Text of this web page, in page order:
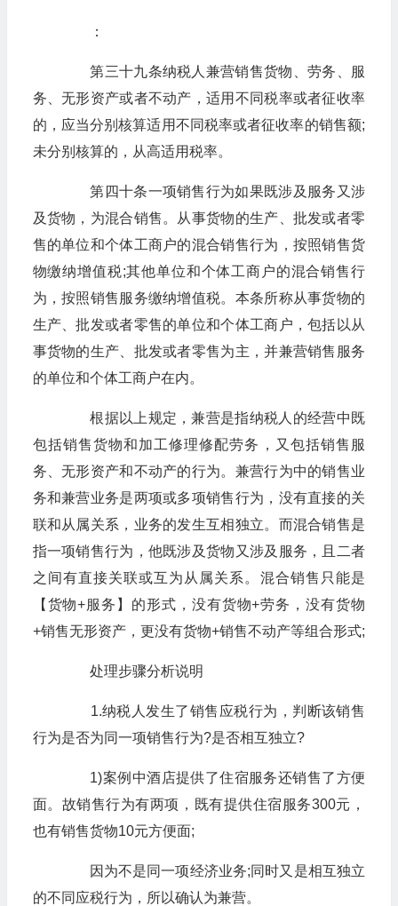
：
第三十九条纳税人兼营销售货物、劳务、服
务、无形资产或者不动产，适用不同税率或者征收率
的，应当分别核算适用不同税率或者征收率的销售额;
未分别核算的，从高适用税率。
第四十条一项销售行为如果既涉及服务又涉
及货物，为混合销售。从事货物的生产、批发或者零
售的单位和个体工商户的混合销售行为，按照销售货
物缴纳增值税;其他单位和个体工商户的混合销售行
为，按照销售服务缴纳增值税。本条所称从事货物的
生产、批发或者零售的单位和个体工商户，包括以从
事货物的生产、批发或者零售为主，并兼营销售服务
的单位和个体工商户在内。
根据以上规定，兼营是指纳税人的经营中既
包括销售货物和加工修理修配劳务，又包括销售服
务、无形资产和不动产的行为。兼营行为中的销售业
务和兼营业务是两项或多项销售行为，没有直接的关
联和从属关系，业务的发生互相独立。而混合销售是
指一项销售行为，他既涉及货物又涉及服务，且二者
之间有直接关联或互为从属关系。混合销售只能是
【货物+服务】的形式，没有货物+劳务，没有货物
+销售无形资产，更没有货物+销售不动产等组合形式;
处理步骤分析说明
1.纳税人发生了销售应税行为，判断该销售
行为是否为同一项销售行为?是否相互独立?
1)案例中酒店提供了住宿服务还销售了方便
面。故销售行为有两项，既有提供住宿服务300元，
也有销售货物10元方便面;
因为不是同一项经济业务;同时又是相互独立
的不同应税行为，所以确认为兼营。